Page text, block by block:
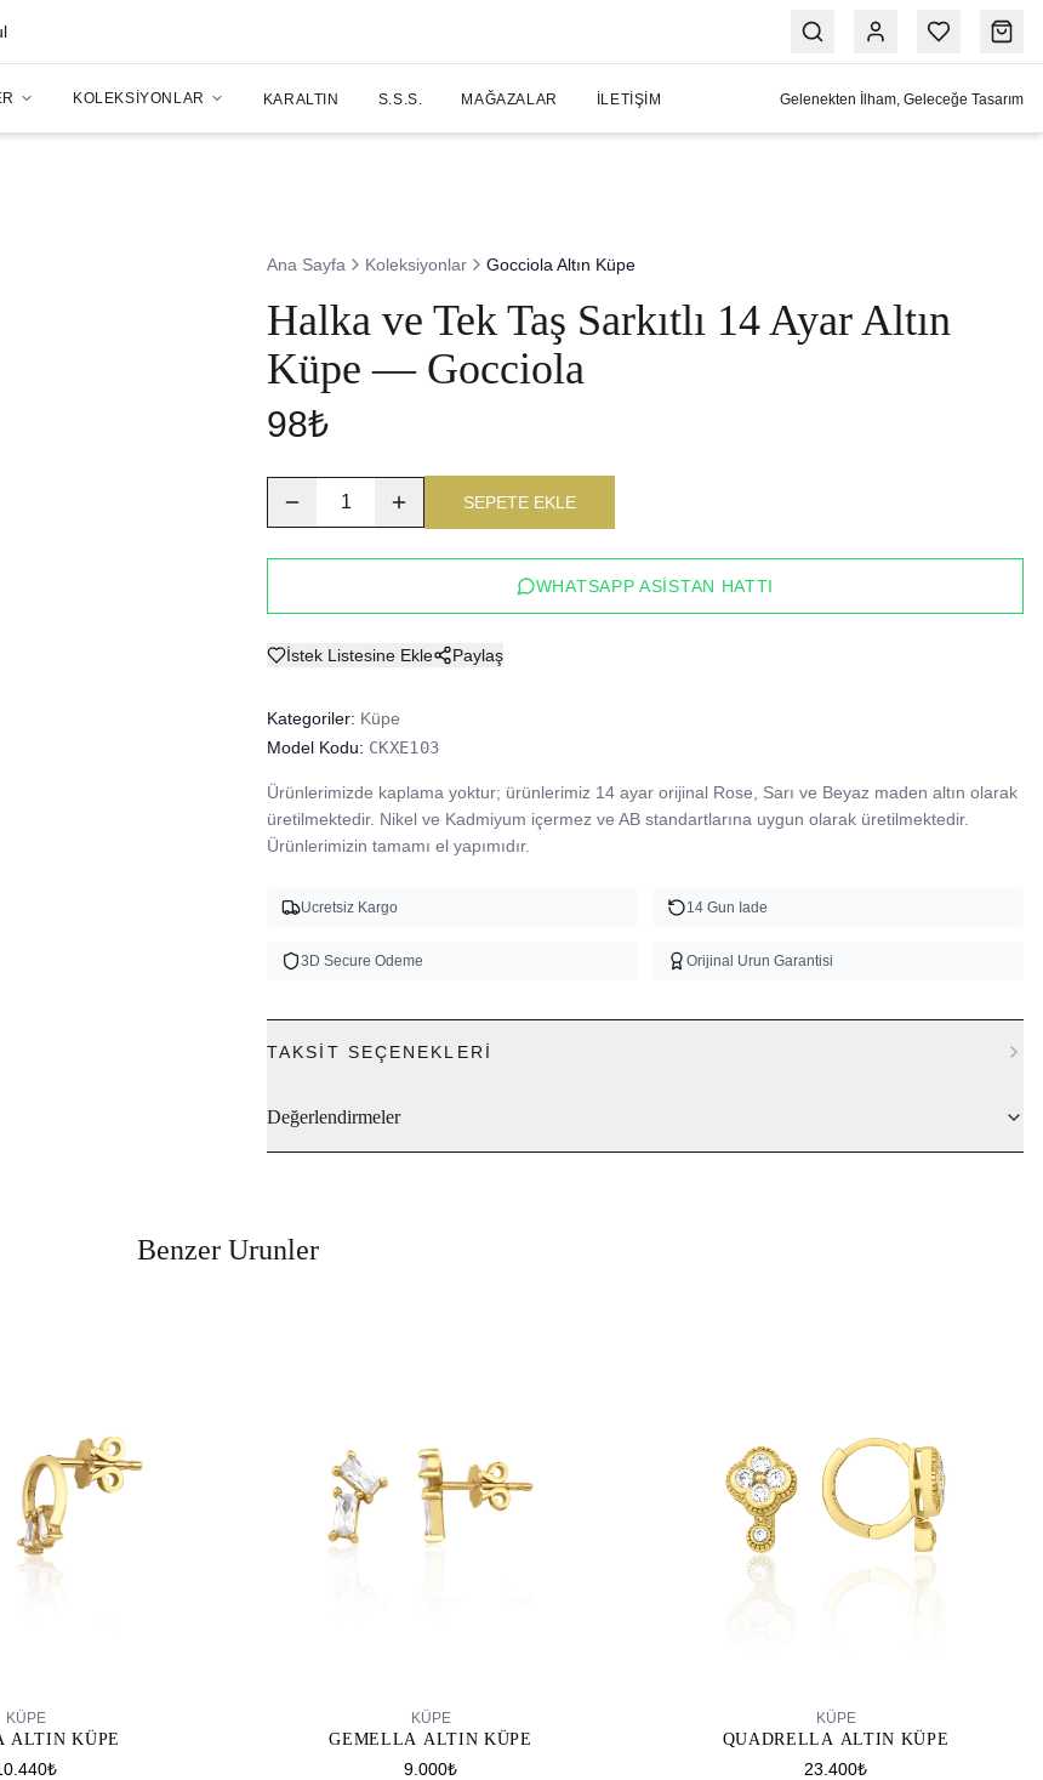
KOLEKSIYONLAR KARALTIN S.S.S. MAĞAZALAR İLETIŞIM Gelenekten İlham, Geleceğe Tasarım
Ana Sayfa Koleksiyonlar Gocciola Altın Küpe
Halka ve Tek Taş Sarkıtlı 14 Ayar Altın
Küpe — Gocciola
98₺
1 SEPETE EKLE
WHATSAPP ASISTAN HATTI
İstek Listesine Ekle Paylaş
Kategoriler: Küpe
Model Kodu: CKXE103
Ürünlerimizde kaplama yoktur; ürünlerimiz 14 ayar orijinal Rose, Sarı ve Beyaz maden altın olarak
üretilmektedir. Nikel ve Kadmiyum içermez ve AB standartlarına uygun olarak üretilmektedir.
Ürünlerimizin tamamı el yapımıdır.
Ucretsiz Kargo 14 Gun Iade
3D Secure Odeme Orijinal Urun Garantisi
TAKSIT SEÇENEKLERI
Değerlendirmeler
Benzer Urunler
KÜPE
ALTIN KÜPE
KÜPE
GEMELLA ALTIN KÜPE
9.000₺
KÜPE
QUADRELLA ALTIN KÜPE
23.400₺